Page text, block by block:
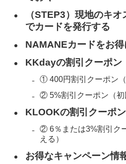
（STEP3）現地のキオ
でカードを発行する
NAMANEカードをお
KKdayの割引クーポン
① 400円割引クーポン（
② 5%割引クーポン（初
KLOOKの割引クーポン
② 6％または3%割引ク
える）
お得なキャンペーン情